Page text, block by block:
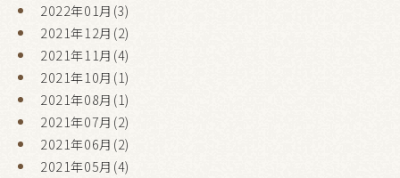
2022年01月(3)
2021年12月(2)
2021年11月(4)
2021年10月(1)
2021年08月(1)
2021年07月(2)
2021年06月(2)
2021年05月(4)